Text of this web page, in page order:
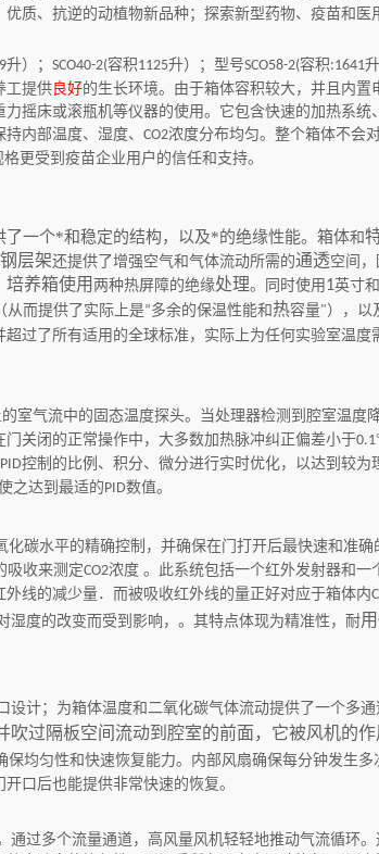
质、抗逆的动植物新品种；探索新型药物、疫苗和医
升）； SCO40-2(容积1125升）；型号SCO58-2(容积:1641
工提供 良好的生长环境。由于箱体容积较大，并且内置
摇床或滚瓶机等仪器的使用。它包含快速的加热系统
内部温度、湿度、 CO2浓度分布均匀。整个箱体不会
更受到疫苗企业用户的信任和支持。
一个*和稳定的结构，以及*的绝缘性能。箱体和
层架还提供了增强空气和气体流动所需的通透空间
培养箱使用 两种热屏障的绝缘处理。同时使用 1英寸和
从而提供了实际上是“多余的保温性能和 热容量"），以
过了所有适用的全球标准，实际上为任何实验室温度
室气流中的固态温度探头。当处理器检测到腔室温度
关闭的正常操作中，大多数加热脉冲纠正偏差小于0.1
PID控制的比例、积分、微分进行实时优化，以达到较为
之达到最适的PID数值。
碳水平的精确控制，并确保在门打开后最快速和准
吸收来测定CO2浓度 。此系统包括一个红外发射器和一
线的减少量．而被吸收红外线的量正好对应于箱体内
湿度的改变而受到影响，。其特点体现为精准性，耐用
计；为箱体温度和二氧化碳气体流动提供了一个多通
过隔板空间流动到腔室的前面，它被风机的
保均匀性和快速恢复能力。内部风扇确保每分钟发生
口后也能提供非常快速的恢复。
过多个流量通道，高风量风机轻轻地推动气流循环